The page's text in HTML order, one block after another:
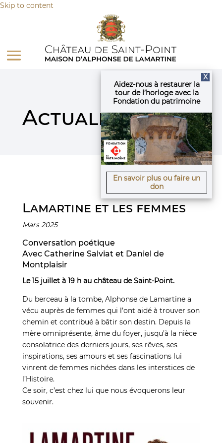
Panneau de gestion des cookies
Skip to content
X
Aidez-nous à restaurer la
tour de l’horloge avec la
Fondation du patrimoine
En savoir plus ou faire un
don
Actualités
Lamartine et les femmes
Mars 2025
Conversation poétique
Avec Catherine Salviat et Daniel de
Montplaisir
Le 15 juillet à 19 h au château de Saint-Point.
Du berceau à la tombe, Alphonse de Lamartine a
vécu auprès de femmes qui l’ont aidé à trouver son
chemin et contribué à bâtir son destin. Depuis la
mère omniprésente, âme du foyer, jusqu’à la nièce
consolatrice des derniers jours, ses rêves, ses
inspirations, ses amours et ses fascinations lui
vinrent de femmes nichées dans les interstices de
l’Histoire.
Ce soir, c’est chez lui que nous évoquerons leur
souvenir.